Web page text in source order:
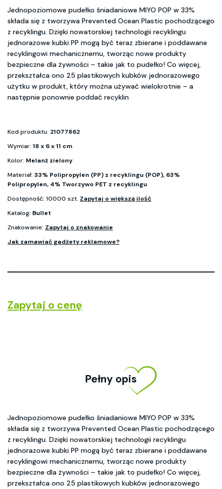
Jednopoziomowe pudełko śniadaniowe MIYO POP w 33%
składa się z tworzywa Prevented Ocean Plastic pochodzącego
z recyklingu. Dzięki nowatorskiej technologii recyklingu
jednorazowe kubki PP mogą być teraz zbierane i poddawane
recyklingowi mechanicznemu, tworząc nowe produkty
bezpieczne dla żywności – takie jak to pudełko! Co więcej,
przekształca ono 25 plastikowych kubków jednorazowego
użytku w produkt, który można używać wielokrotnie – a
następnie ponownie poddać recyklin
Kod produktu: 21077862
Wymiar: 18 x 6 x 11 cm
Kolor: Melanż zielony
Materiał: 33% Polipropylen (PP) z recyklingu (POP), 63%
Polipropylen, 4% Tworzywo PET z recyklingu
Dostępność: 10000 szt. Zapytaj o większą ilość
Katalog: Bullet
Znakowanie: Zapytaj o znakowanie
Jak zamawiać gadżety reklamowe?
Zapytaj o cenę
Pełny opis
Jednopoziomowe pudełko śniadaniowe MIYO POP w 33%
składa się z tworzywa Prevented Ocean Plastic pochodzącego
z recyklingu. Dzięki nowatorskiej technologii recyklingu
jednorazowe kubki PP mogą być teraz zbierane i poddawane
recyklingowi mechanicznemu, tworząc nowe produkty
bezpieczne dla żywności – takie jak to pudełko! Co więcej,
przekształca ono 25 plastikowych kubków jednorazowego